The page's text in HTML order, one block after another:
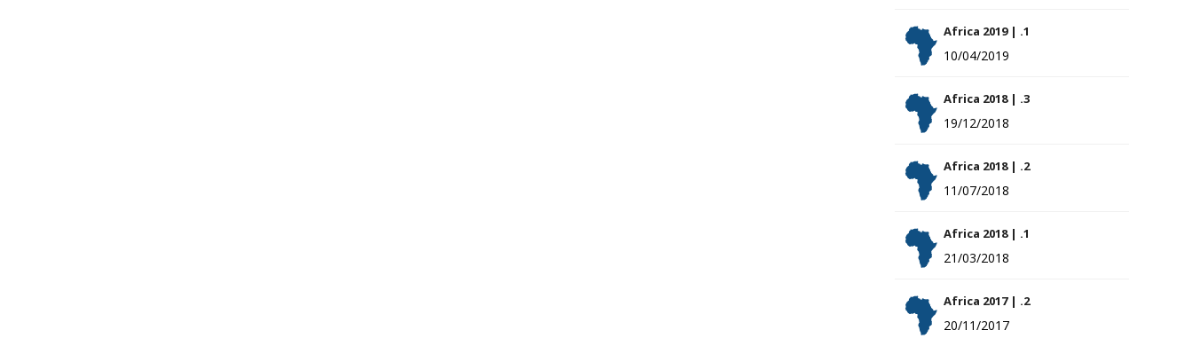
Africa 2019 | .1
10/04/2019
Africa 2018 | .3
19/12/2018
Africa 2018 | .2
11/07/2018
Africa 2018 | .1
21/03/2018
Africa 2017 | .2
20/11/2017